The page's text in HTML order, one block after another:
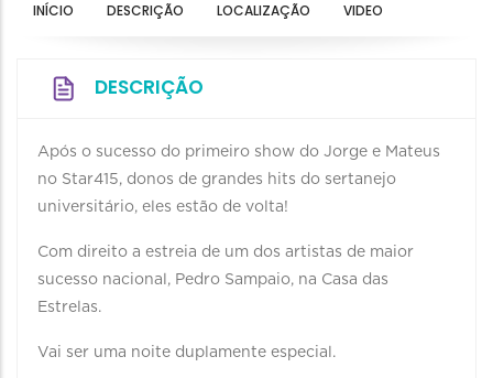
INÍCIO DESCRIÇÃO LOCALIZAÇÃO VIDEO
DESCRIÇÃO
Após o sucesso do primeiro show do Jorge e Mateus
no Star415, donos de grandes hits do sertanejo
universitário, eles estão de volta!
Com direito a estreia de um dos artistas de maior
sucesso nacional, Pedro Sampaio, na Casa das
Estrelas.
Vai ser uma noite duplamente especial.